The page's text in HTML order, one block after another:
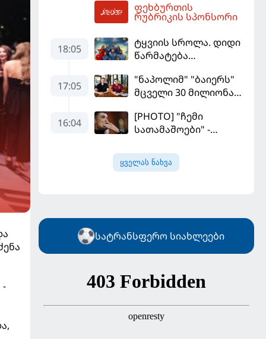
-
"ფენერბაჰჩესთან"
დამარცხდა
ფეხბურთის
რუბრიკის სპონსორი
18:05
ტყვიის სროლა. დიდი
წარმატება
17:05
"ნაპოლიმ" "ბაიერს"
მცველი 30 მილიონად
16:04
[PHOTO] "ჩემი
სათამაშოები" -
ძვირფასი ავტოპარკი
აჩვენა
ყველას ნახვა
სატრანსფერო სიახლეები